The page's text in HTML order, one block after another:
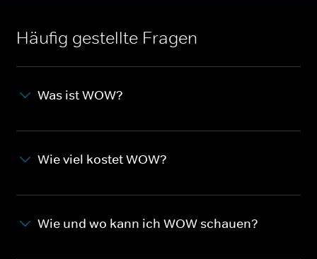
Häufig gestellte Fragen
Was ist WOW?
Wie viel kostet WOW?
Wie und wo kann ich WOW schauen?